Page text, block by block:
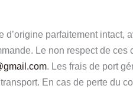
parfaitement
Le non respect de
. Les frais de port
En cas de perte du